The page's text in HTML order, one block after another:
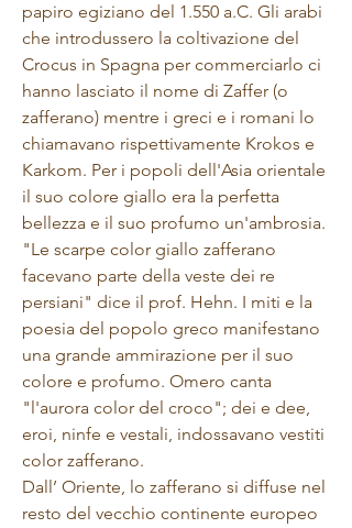
papiro egiziano del 1.550 a.C. Gli arabi
che introdussero la coltivazione del
Crocus in Spagna per commerciarlo ci
hanno lasciato il nome di Zaffer (o
zafferano) mentre i greci e i romani lo
chiamavano rispettivamente Krokos e
Karkom. Per i popoli dell'Asia orientale
il suo colore giallo era la perfetta
bellezza e il suo profumo un'ambrosia.
"Le scarpe color giallo zafferano
facevano parte della veste dei re
persiani" dice il prof. Hehn. I miti e la
poesia del popolo greco manifestano
una grande ammirazione per il suo
colore e profumo. Omero canta
"l'aurora color del croco"; dei e dee,
eroi, ninfe e vestali, indossavano vestiti
color zafferano.
Dall’ Oriente, lo zafferano si diffuse nel
resto del vecchio continente europeo